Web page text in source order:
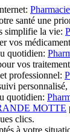
santé une
simplifie la vie:
vos
quotidien:
vos
professionnel:
personnalisé,
quotidien:
MOTTE
clics.